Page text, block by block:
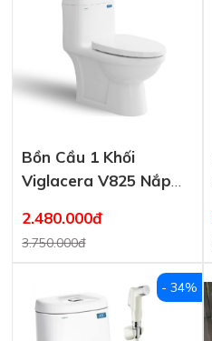
Bồn Cầu 1 Khối
Viglacera V825 Nắp
2.480.000đ
3.750.000đ
- 34%